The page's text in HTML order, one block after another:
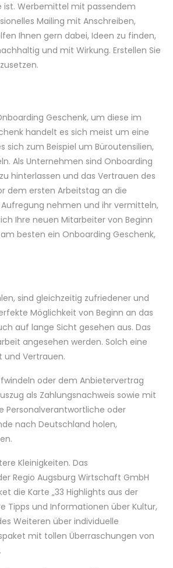
ist. Werbemittel mit passendem
Mailing mit Anschreiben,
Ihnen gern dabei, Ideen zu finden,
und mit Wirkung. Erstellen Sie
Geschenk, um diese im
handelt es sich meist um eine
sich zum Beispiel um Büroutensilien,
Als Unternehmen sind Onboarding
hinterlassen und das Vertrauen des
dem ersten Arbeitstag an die
nehmen und ihr vermitteln,
Ihre neuen Mitarbeiter von Beginn
besten ein Onboarding Geschenk,
sind gleichzeitig zufriedener und
Möglichkeit von Beginn an das
auf lange Sicht gesehen aus. Das
angesehen werden. Solch eine
und Vertrauen.
oder dem Anbietervertrag
als Zahlungsnachweis sowie mit
Personalverantwortliche oder
nach Deutschland holen,
Kleinigkeiten. Das
Regio Augsburg Wirtschaft GmbH
die Karte „33 Highlights aus der
Tipps und Informationen über Kultur,
Weiteren über individuelle
mit tollen Überraschungen von